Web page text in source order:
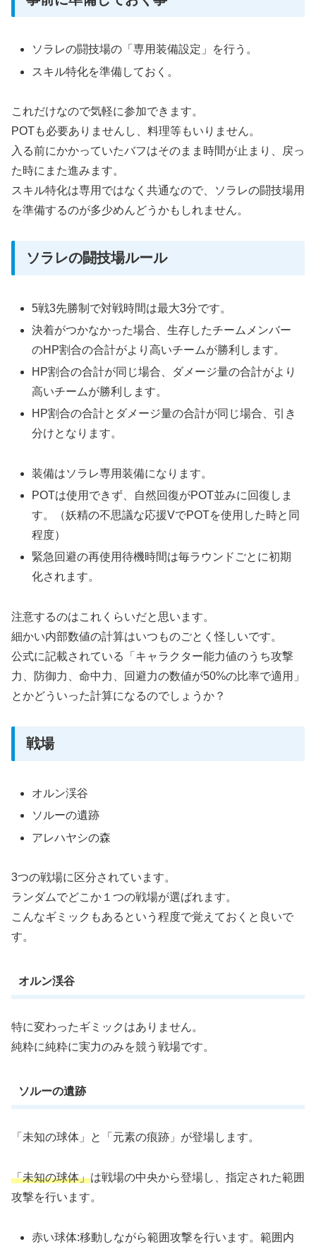
ソラレの闘技場の「専用装備設定」を行う。
スキル特化を準備しておく。
これだけなので気軽に参加できます。
POTも必要ありませんし、料理等もいりません。
入る前にかかっていたバフはそのまま時間が止まり、戻っ
た時にまた進みます。
スキル特化は専用ではなく共通なので、ソラレの闘技場用
を準備するのが多少めんどうかもしれません。
ソラレの闘技場ルール
5戦3先勝制で対戦時間は最大3分です。
決着がつかなかった場合、生存したチームメンバー
のHP割合の合計がより高いチームが勝利します。
HP割合の合計が同じ場合、ダメージ量の合計がより
高いチームが勝利します。
HP割合の合計とダメージ量の合計が同じ場合、引き
分けとなります。
装備はソラレ専用装備になります。
POTは使用できず、自然回復がPOT並みに回復しま
す。（妖精の不思議な応援VでPOTを使用した時と同
程度）
緊急回避の再使用待機時間は毎ラウンドごとに初期
化されます。
注意するのはこれくらいだと思います。
細かい内部数値の計算はいつものごとく怪しいです。
公式に記載されている「キャラクター能力値のうち攻撃
力、防御力、命中力、回避力の数値が50%の比率で適用」
とかどういった計算になるのでしょうか？
戦場
オルン渓谷
ソルーの遺跡
アレハヤシの森
3つの戦場に区分されています。
ランダムでどこか１つの戦場が選ばれます。
こんなギミックもあるという程度で覚えておくと良いで
す。
オルン渓谷
特に変わったギミックはありません。
純粋に純粋に実力のみを競う戦場です。
ソルーの遺跡
「未知の球体」と「元素の痕跡」が登場します。
「未知の球体」は戦場の中央から登場し、指定された範囲
攻撃を行います。
赤い球体:移動しながら範囲攻撃を行います。範囲内